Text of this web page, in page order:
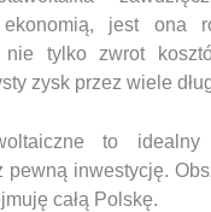
jest ona
nie tylko zwrot
zysk przez wiele
to
pewną inwestycję.
całą Polskę.